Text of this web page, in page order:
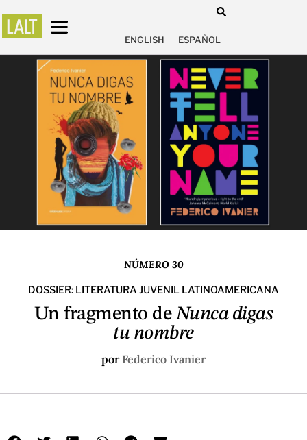
ENGLISH ESPAÑOL
NÚMERO 30
DOSSIER: LITERATURA JUVENIL LATINOAMERICANA
Un fragmento deNunca digas
tu nombre
por Federico Ivanier